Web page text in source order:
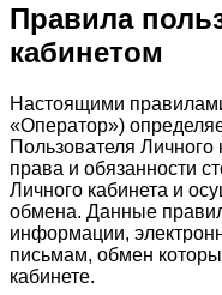
Правила
кабинетом
Настоящими
«Оператор»)
Пользователя Личного
права и обязанности
Личного кабинета и
обмена. Данные
информации,
письмам, обмен
кабинете.